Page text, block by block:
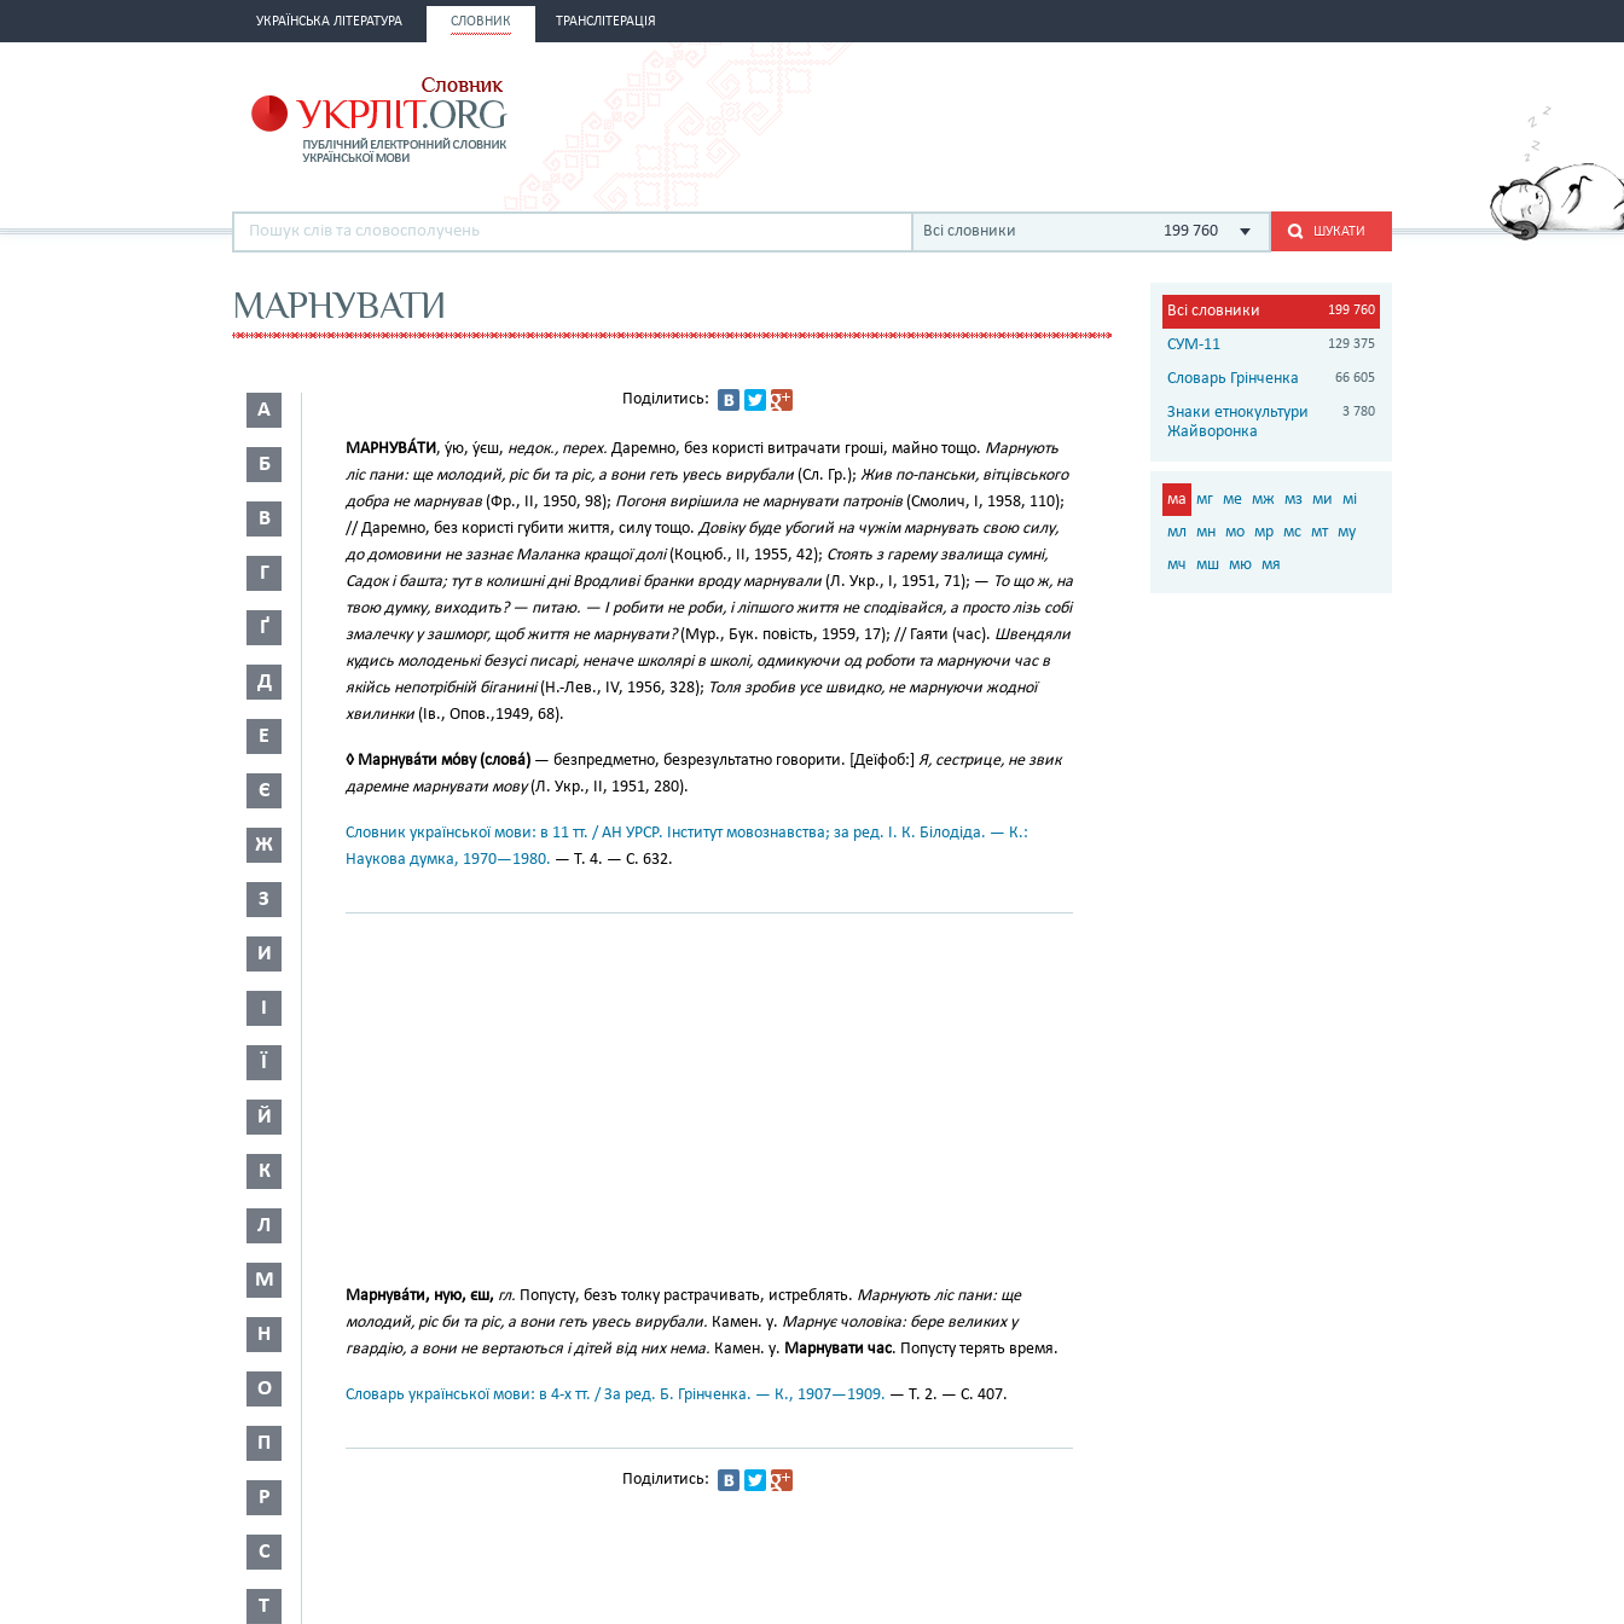
УКРАЇНСЬКА ЛІТЕРАТУРА СЛОВНИК ТРАНСЛІТЕРАЦІЯ
Всі словники 199 760 ШУКАТИ
МАРНУВАТИ
А
Б
В
Г
Ґ
Д
Е
Є
Ж
З
И
І
Ї
Й
К
Л
М
Н
О
П
Р
С
Т
Поділитись:
МАРНУВА́ТИ, у́ю, у́єш, недок., перех. Даремно, без користі витрачати гроші, майно тощо. Марнують
ліс пани: ще молодий, ріс би та ріс, а вони геть увесь вирубали (Сл. Гр.); Жив по-панськи, вітцівського
добра не марнував (Фр., II, 1950, 98); Погоня вирішила не марнувати патронів (Смолич, І, 1958, 110);
// Даремно, без користі губити життя, силу тощо.Довіку буде убогий на чужім марнувать свою силу,
до домовини не зазнає Маланка кращої долі(Коцюб., II, 1955, 42); Стоять з гарему звалища сумні,
Садок і башта; тут в колишні дні Вродливі бранки вроду марнували (Л. Укр., І, 1951, 71); — То що ж, на
твою думку, виходить? — питаю. — І робити не роби, і ліпшого життя не сподівайся, а просто лізь собі
змалечку у зашморг, щоб життя не марнувати?(Мур., Бук. повість, 1959, 17); // Гаяти (час). Швендяли
кудись молоденькі безусі писарі, неначе школярі в школі, одмикуючи од роботи та марнуючи час в
якійсь непотрібній біганині(Н.-Лев., IV, 1956, 328); Толя зробив усе швидко, не марнуючи жодної
хвилинки (Ів., Опов.,1949, 68).
◊ Марнува́ти мо́ву (слова́) — безпредметно, безрезультатно говорити. [Деїфоб:] Я, сестрице, не звик
даремне марнувати мову(Л. Укр., II, 1951, 280).
Словник української мови: в 11 тт. / АН УРСР. Інститут мовознавства; за ред. І. К. Білодіда. — К.:
Наукова думка, 1970—1980. — Т. 4. — С. 632.
Марнува́ти, ную, єш, гл. Попусту, безъ толку растрачивать, истреблять. Марнують ліс пани: ще
молодий, ріс би та ріс, а вони геть увесь вирубали. Камен. у. Марнує чоловіка: бере великих у
гвардію, а вони не вертаються і дітей від них нема. Камен. у. Марнувати час. Попусту терять время.
Словарь української мови: в 4-х тт. / За ред. Б. Грінченка. — К., 1907—1909. — Т. 2. — С. 407.
Поділитись:
Всі словники 199 760
СУМ-11 129 375
Словарь Грінченка 66 605
Знаки етнокультури
Жайворонка
3 780
ма мг ме мж мз ми мі
мл мн мо мр мс мт му
мч мш мю мя